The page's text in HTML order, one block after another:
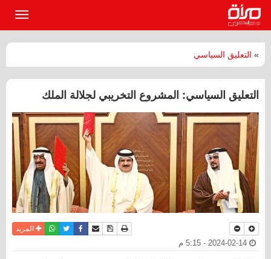
» التعليق السياسي
التعليق السياسي: المشروع التخريبي لجلالة الملك
نسخة للطباعة
حفظ الموضوع
أرسل الى صديق
فيسبوكتويترواتسابالمزيد